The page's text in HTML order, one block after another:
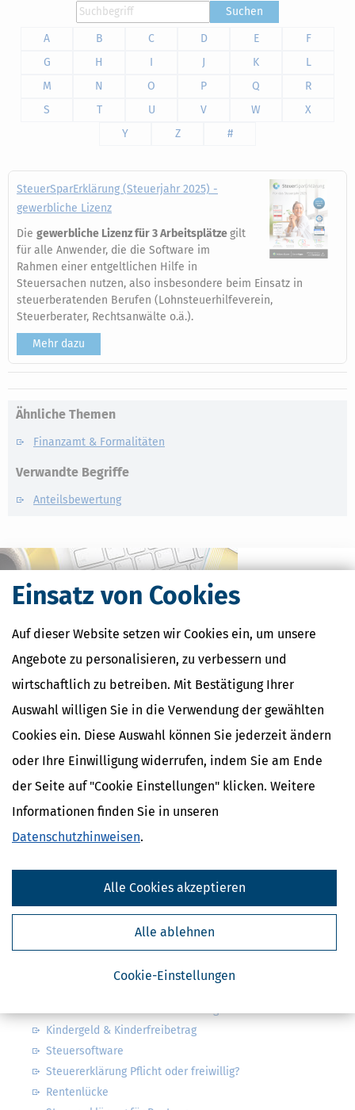
Einsatz von Cookies
Auf dieser Website setzen wir Cookies ein, um unsere
Angebote zu personalisieren, zu verbessern und
wirtschaftlich zu betreiben. Mit Bestätigung Ihrer
Auswahl willigen Sie in die Verwendung der gewählten
Cookies ein. Diese Auswahl können Sie jederzeit ändern
oder Ihre Einwilligung widerrufen, indem Sie am Ende
der Seite auf "Cookie Einstellungen" klicken. Weitere
Informationen finden Sie in unseren
Datenschutzhinweisen.
Cookie-Einstellungen
Alle ablehnen
Alle Cookies akzeptieren
Suchen
A
B C D E
F
G
H I J K
L
M
N O P Q
R
S
T U V W
X
Y
Z #
SteuerSparErklärung (Steuerjahr 2025) -
gewerbliche Lizenz
Die gewerbliche Lizenz für 3 Arbeitsplätzegilt
für alle Anwender, die die Software im
Rahmen einer entgeltlichen Hilfe in
Steuersachen nutzen, also insbesondere beim Einsatz in
steuerberatenden Berufen (Lohnsteuerhilfeverein,
Steuerberater, Rechtsanwälte o.ä.).
Mehr dazu
Ähnliche Themen
Finanzamt & Formalitäten
Verwandte Begriffe
Anteilsbewertung
Kostenlose Steuertipps & News
Absenden
Steuertipps
Steuertipps Selbstständige
Geldtipps
Datenschutzhinweisehabe ich gelesen.
Meine Einwilligung kann ich jederzeit durch
Abbestellung des Newsletters widerrufen.
Steuerklassen 1, 2, 3, 4, 5 & 6
Kindergeld & Kinderfreibetrag
Steuersoftware
Steuererklärung Pflicht oder freiwillig?
Rentenlücke